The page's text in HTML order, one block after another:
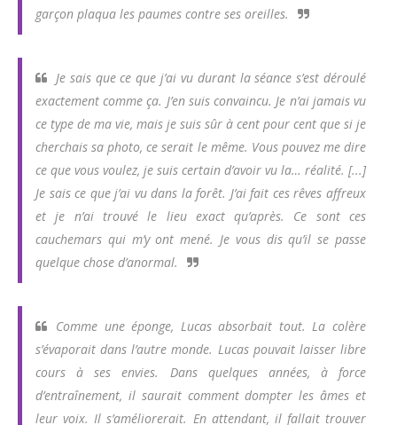
garçon plaqua les paumes contre ses oreilles.
Je sais que ce que j’ai vu durant la séance s’est déroulé
exactement comme ça. J’en suis convaincu. Je n’ai jamais vu
ce type de ma vie, mais je suis sûr à cent pour cent que si je
cherchais sa photo, ce serait le même. Vous pouvez me dire
ce que vous voulez, je suis certain d’avoir vu la… réalité. [...]
Je sais ce que j’ai vu dans la forêt. J’ai fait ces rêves affreux
et je n’ai trouvé le lieu exact qu’après. Ce sont ces
cauchemars qui m’y ont mené. Je vous dis qu’il se passe
quelque chose d’anormal.
Comme une éponge, Lucas absorbait tout. La colère
s’évaporait dans l’autre monde. Lucas pouvait laisser libre
cours à ses envies. Dans quelques années, à force
d’entraînement, il saurait comment dompter les âmes et
leur voix. Il s’améliorerait. En attendant, il fallait trouver